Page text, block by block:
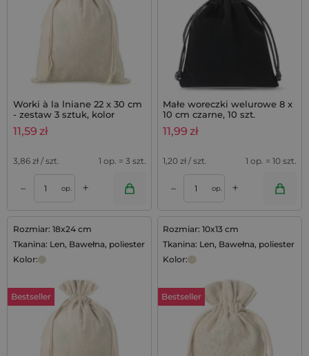
Worki à la lniane 22 x 30 cm
- zestaw 3 sztuk, kolor
naturalny
11,59 zł
3,86 zł / szt. 1 op. = 3 szt.
– op. +
Małe woreczki welurowe 8 x
10 cm czarne, 10 szt.
11,99 zł
1,20 zł / szt. 1 op. = 10 szt.
– op. +
Rozmiar: 18x24 cm
Tkanina: Len, Bawełna, poliester
Kolor:
Bestseller
Rozmiar: 10x13 cm
Tkanina: Len, Bawełna, poliester
Kolor:
Bestseller